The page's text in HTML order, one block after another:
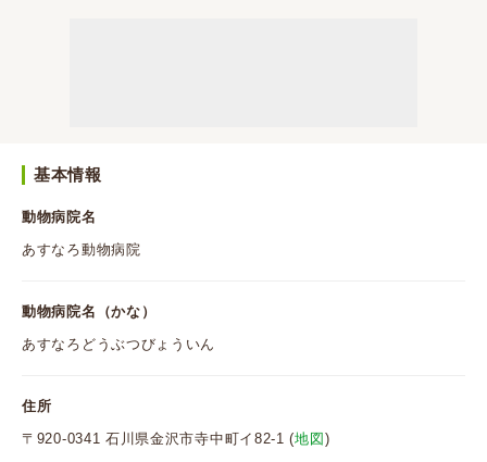
基本情報
動物病院名
あすなろ動物病院
動物病院名（かな）
あすなろどうぶつびょういん
住所
〒920-0341 石川県金沢市寺中町イ82-1 (地図 )